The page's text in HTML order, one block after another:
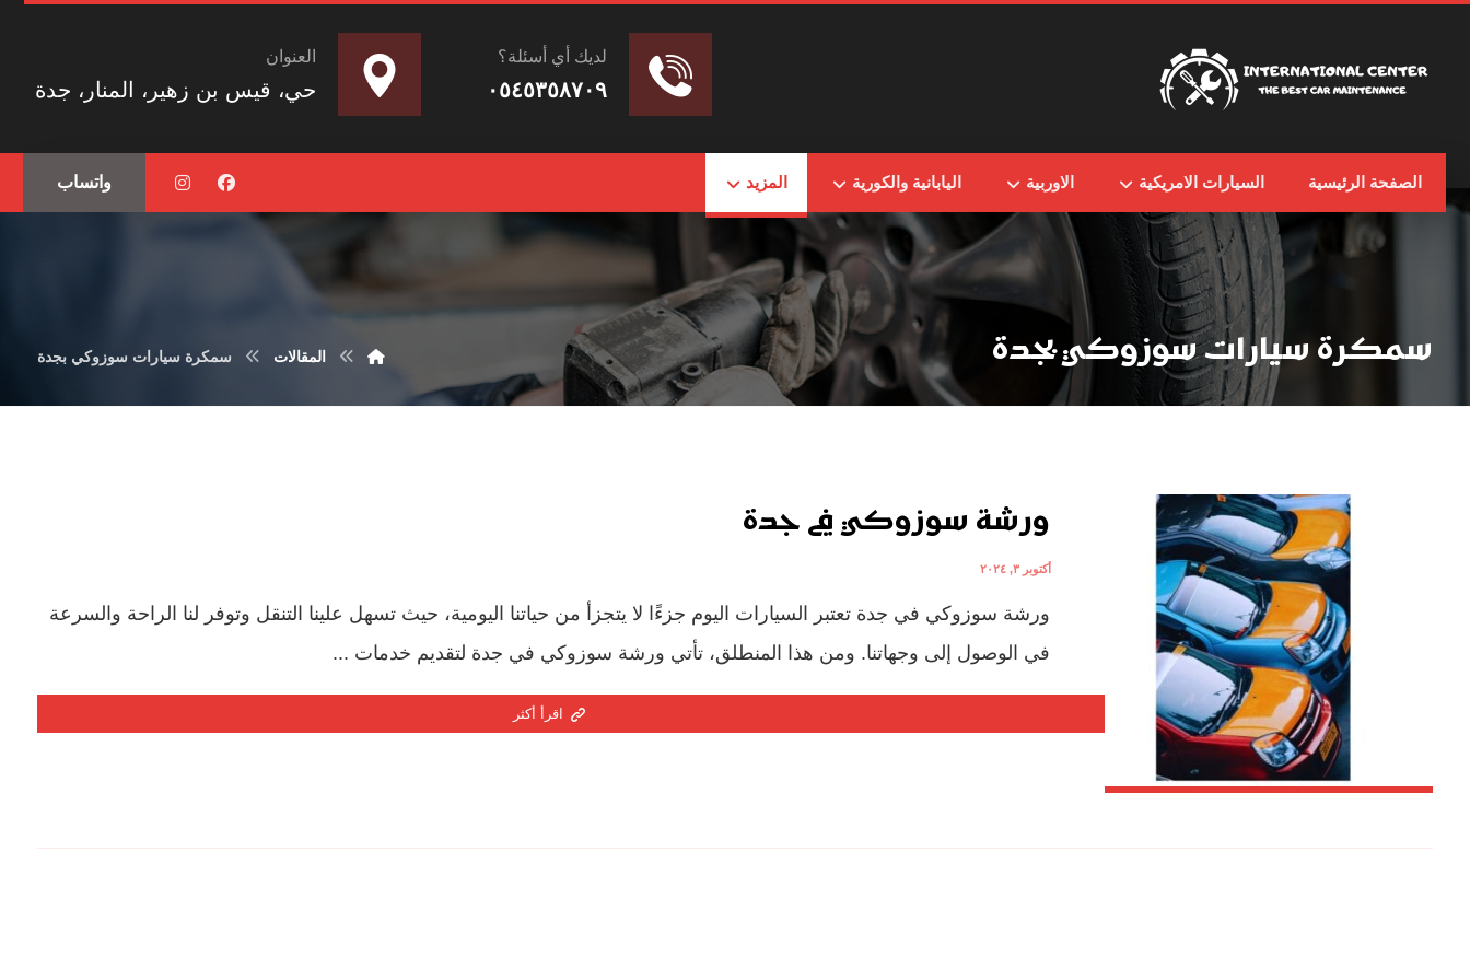
العنوان
حي، قيس بن زهير، المنار، جدة
لديك أي أسئلة؟
٠٥٤٥٣٥٨٧٠٩
الصفحة الرئيسية السيارات الامريكية الاوربية اليابانية والكورية المزيد واتساب
سمكرة سيارات سوزوكي بجدة المقالات سمكرة سيارات سوزوكي بجدة
ورشة سوزوكي في جدة
أكتوبر ٣, ٢٠٢٤
ورشة سوزوكي في جدة تعتبر السيارات اليوم جزءًا لا يتجزأ من حياتنا اليومية، حيث تسهل علينا التنقل وتوفر لنا الراحة والسرعة
في الوصول إلى وجهاتنا. ومن هذا المنطلق، تأتي ورشة سوزوكي في جدة لتقديم خدمات ...
اقرأ أكثر